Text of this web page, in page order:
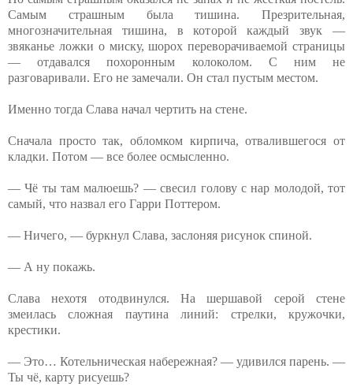
Самым страшным была тишина. Презрительная,
многозначительная тишина, в которой каждый звук —
звяканье ложки о миску, шорох переворачиваемой страницы
— отдавался похоронным колоколом. С ним не
разговаривали. Его не замечали. Он стал пустым местом.
Именно тогда Слава начал чертить на стене.
Сначала просто так, обломком кирпича, отвалившегося от
кладки. Потом — все более осмысленно.
— Чё ты там малюешь? — свесил голову с нар молодой, тот
самый, что назвал его Гарри Поттером.
— Ничего, — буркнул Слава, заслоняя рисунок спиной.
— А ну покажь.
Слава нехотя отодвинулся. На шершавой серой стене
змеилась сложная паутина линий: стрелки, кружочки,
крестики.
— Это… Котельническая набережная? — удивился парень. —
Ты чё, карту рисуешь?